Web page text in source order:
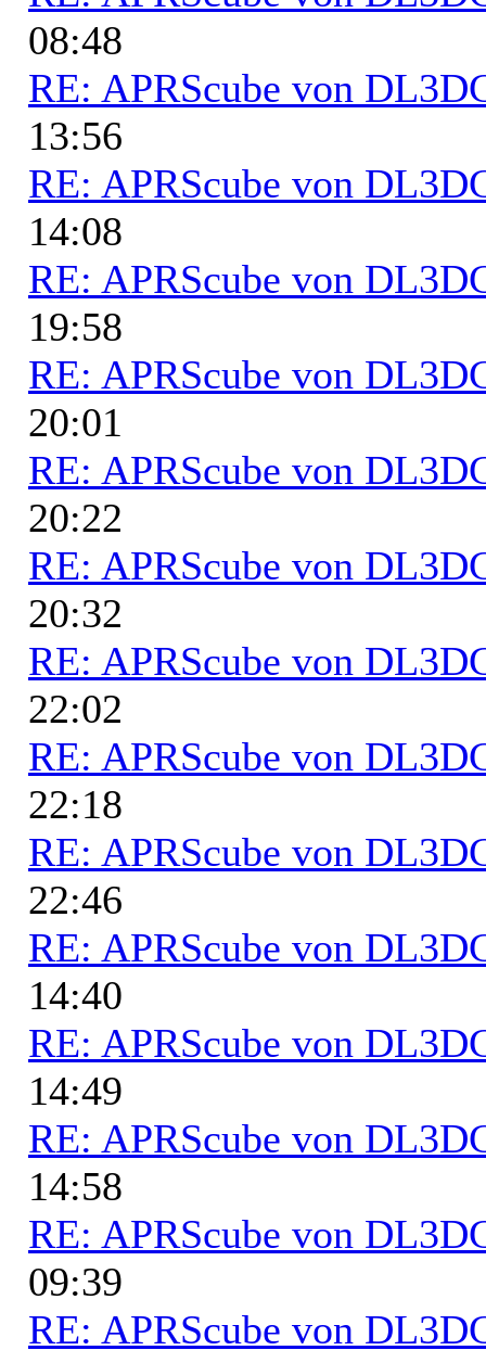
08:48
RE: APRScube von
13:56
RE: APRScube von
14:08
RE: APRScube von
19:58
RE: APRScube von
20:01
RE: APRScube von
20:22
RE: APRScube von
20:32
RE: APRScube von
22:02
RE: APRScube von
22:18
RE: APRScube von
22:46
RE: APRScube von
14:40
RE: APRScube von
14:49
RE: APRScube von
14:58
RE: APRScube von
09:39
RE: APRScube von